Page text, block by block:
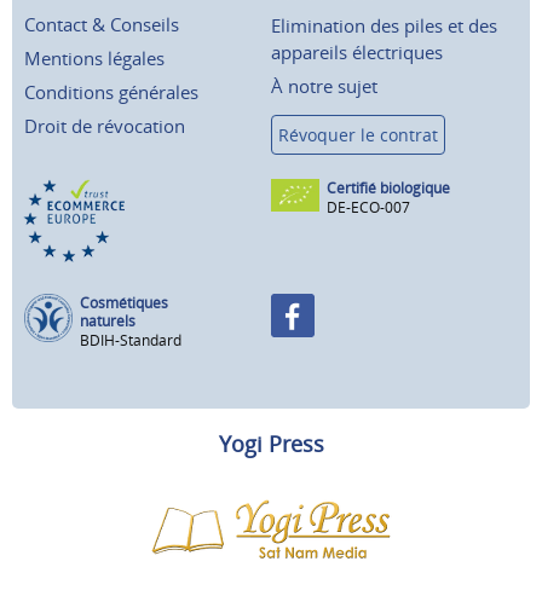
Contact & Conseils
Mentions légales
Conditions générales
Droit de révocation
Elimination des piles et des
appareils électriques
À notre sujet
Révoquer le contrat
Certifié biologique
DE-ECO-007
Cosmétiques
naturels
BDIH-Standard
Yogi Press